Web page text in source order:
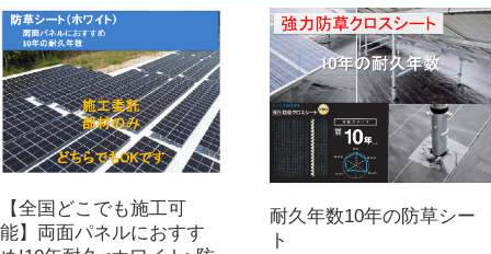
【全国どこでも施工可
能】両面パネルにおすす
耐久年数10年の防草シー
ト